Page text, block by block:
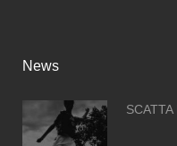
News
SCATTA